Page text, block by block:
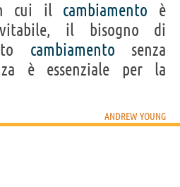
di Andrew Young
IN ITALIANO
vivere per qualcosa per cui
ANDREW YOUNG
cui il cambiamento è
il bisogno di
cambiamento senza
è essenziale per la
ANDREW YOUNG